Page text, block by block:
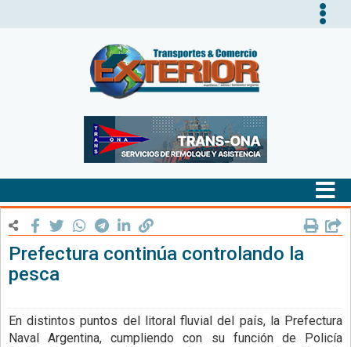
Prefectura continúa controlando la
pesca
En distintos puntos del litoral fluvial del país, la Prefectura
Naval Argentina, cumpliendo con su función de Policía